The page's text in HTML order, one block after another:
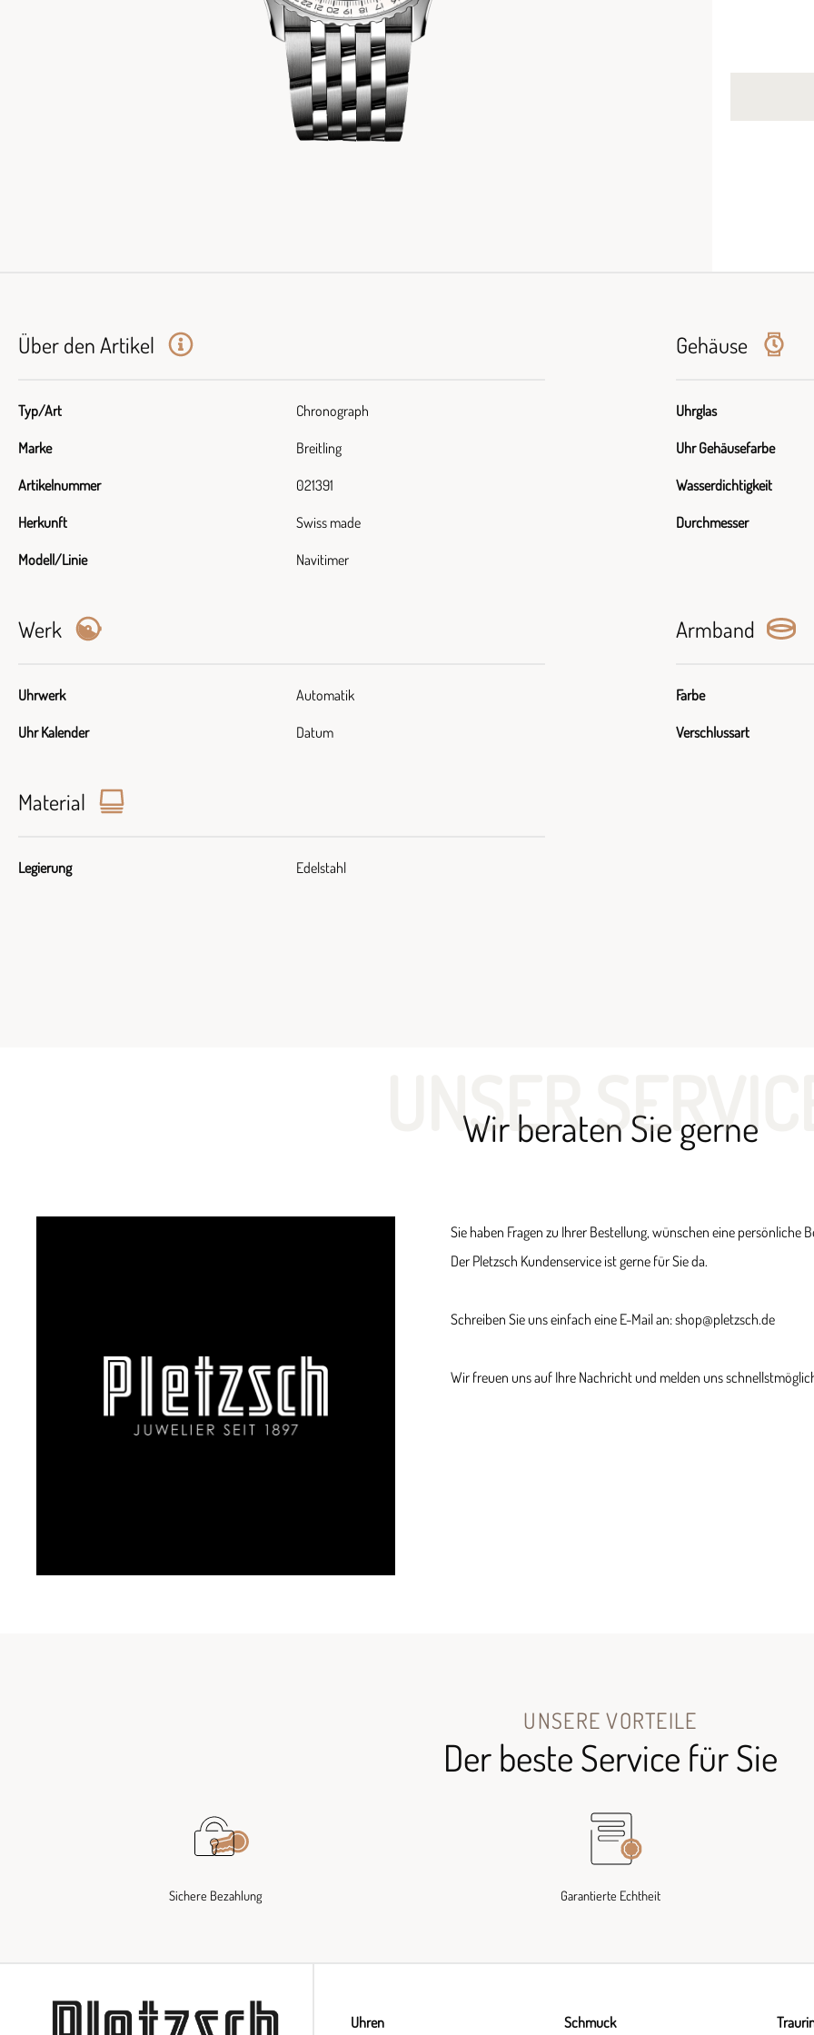
Über den Artikel
Typ/Art Chronograph
Marke Breitling
Artikelnummer 021391
Herkunft Swiss made
Modell/Linie Navitimer
Gehäuse
Uhrglas
Uhr Gehäusefarbe
Wasserdichtigkeit
Durchmesser
Werk
Uhrwerk Automatik
Uhr Kalender Datum
Armband
Farbe
Verschlussart
Material
Legierung Edelstahl
UNSER
Wir beraten Sie gerne
Sie haben Fragen zu Ihrer Bestellung, wünschen eine persönliche
Der Pletzsch Kundenservice ist gerne für Sie da.
Schreiben Sie uns einfach eine E-Mail an: shop@pletzsch.de
Wir freuen uns auf Ihre Nachricht und melden uns
UNSERE VORTEILE
Der beste Service für Sie
Sichere Bezahlung Garantierte Echtheit
Uhren Schmuck